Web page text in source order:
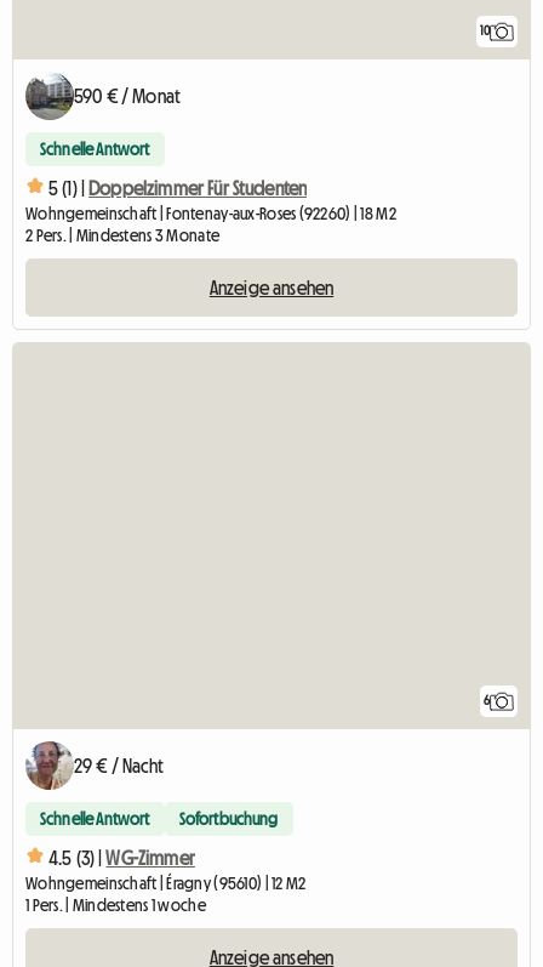
10
590 € / Monat
Schnelle Antwort
5 (1) | Doppelzimmer Für Studenten
Wohngemeinschaft | Fontenay-aux-Roses (92260) | 18 M2
2 Pers. | Mindestens 3 Monate
Anzeige ansehen
6
29 € / Nacht
Schnelle Antwort Sofortbuchung
4.5 (3) | WG-Zimmer
Wohngemeinschaft | Éragny (95610) | 12 M2
1 Pers. | Mindestens 1 woche
Anzeige ansehen